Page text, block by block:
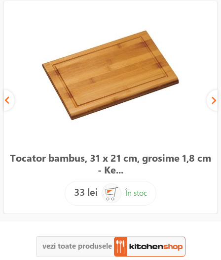
Tocator bambus, 31 x 21 cm, grosime 1,8 cm
- Ke...
33 lei
În stoc
vezi toate produsele